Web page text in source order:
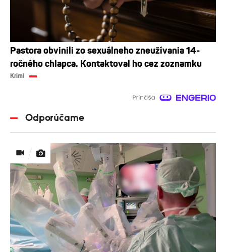
Pastora obvinili zo sexuálneho zneužívania 14-
ročného chlapca. Kontaktoval ho cez zoznamku
Krimi
Odporúčame